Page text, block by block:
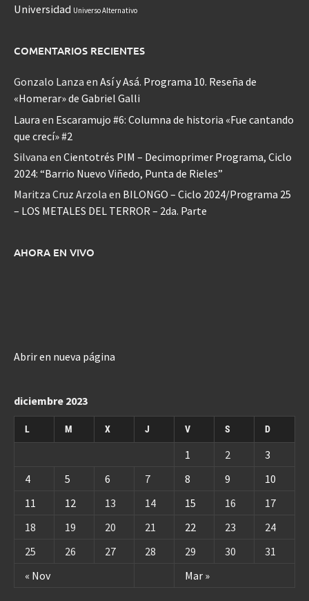
Universidad Universo Alternativo
COMENTARIOS RECIENTES
Gonzalo Lanza en Así y Asá. Programa 10. Reseña de
«Homerar» de Gabriel Galli
Laura en Escaramujo #6: Columna de historia «Fue cantando
que crecí» #2
Silvana en Cientotrés PIM – Decimoprimer Programa, Ciclo
2024: “Barrio Nuevo Viñedo, Punta de Rieles”
Maritza Cruz Arzola en BILONGO – Ciclo 2024/Programa 25
– LOS METALES DEL TERROR – 2da. Parte
AHORA EN VIVO
Abrir en nueva página
diciembre 2023
L M X J V S D
« Nov Mar »
1 2
3
4
5 6 7 8 9
10
11
12 13 14 15 16
17
18
19 20 21 22 23
24
25
26 27 28 29 30 31